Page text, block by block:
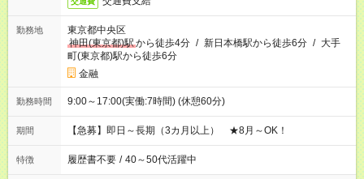
勤務地
東京都中央区
神田(東京都)駅から徒歩4分 / 新日本橋駅から徒歩6分 / 大手
町(東京都)駅から徒歩6分
金融
勤務時間 9:00～17:00(実働:7時間) (休憩60分)
期間 【急募】即日～長期（3カ月以上） ★8月～OK！
特徴 履歴書不要 / 40～50代活躍中